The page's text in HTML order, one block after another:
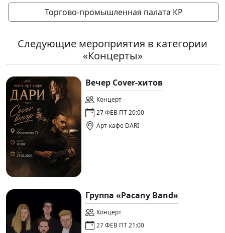
Торгово-промышленная палата КР
Следующие мероприятия в категории
«Концерты»
Вечер Cover-хитов
Концерт
27 ФЕВ ПТ 20:00
Арт-кафе DARI
Группа «Pacany Band»
Концерт
27 ФЕВ ПТ 21:00